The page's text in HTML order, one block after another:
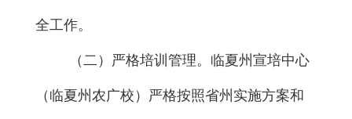
全工作。
（二） 严格培训管理。 临夏州 宣培中心
（ 临夏州农广校）严格按照省州实施方案和